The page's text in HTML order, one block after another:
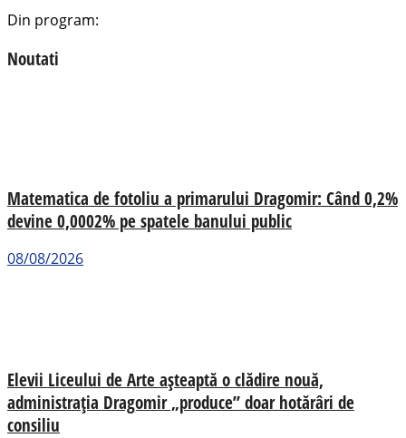
Din program:
Noutati
Matematica de fotoliu a primarului Dragomir: Când 0,2%
devine 0,0002% pe spatele banului public
08/08/2026
Elevii Liceului de Arte așteaptă o clădire nouă,
administrația Dragomir „produce” doar hotărâri de
consiliu